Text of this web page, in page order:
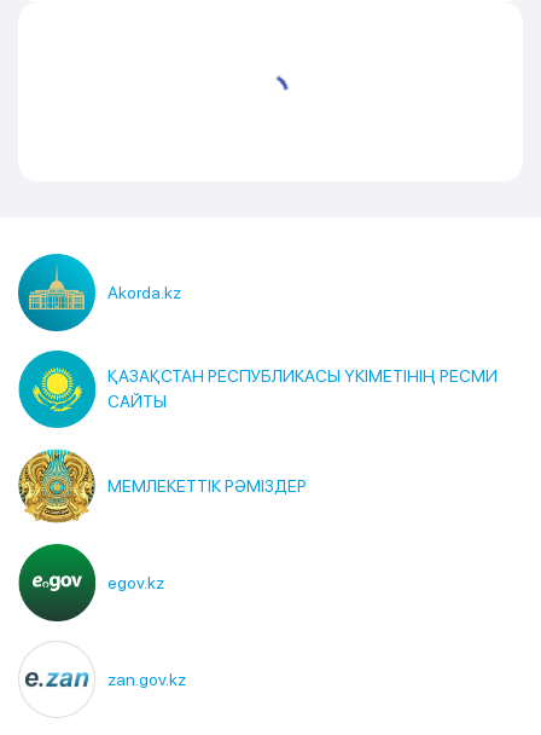
Akorda.kz
ҚАЗАҚСТАН РЕСПУБЛИКАСЫ ҮКІМЕТІНІҢ РЕСМИ
САЙТЫ
МЕМЛЕКЕТТІК РӘМІЗДЕР
egov.kz
zan.gov.kz